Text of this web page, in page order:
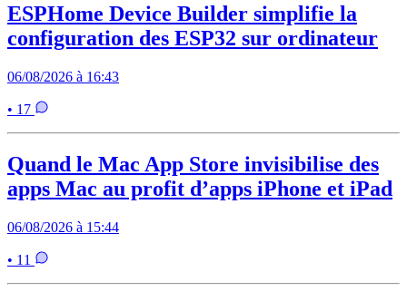
ESPHome Device Builder simplifie la
configuration des ESP32 sur ordinateur
06/08/2026 à 16:43
• 17
Quand le Mac App Store invisibilise des
apps Mac au profit d’apps iPhone et iPad
06/08/2026 à 15:44
• 11